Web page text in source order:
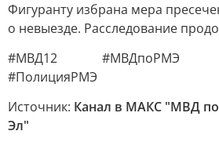
Фигуранту избрана мера
о невыезде. Расследование
#МВД12 #МВДпоРМЭ
#ПолицияРМЭ
Источник: Канал в МАКС "МВД
Эл"